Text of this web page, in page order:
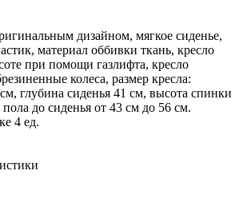
дизайном, мягкое сиденье,
материал оббивки ткань, кресло
при помощи газлифта, кресло
колеса, размер кресла:
глубина сиденья 41 см, высота спинки
до сиденья от 43 см до 56 см.
4 ед.